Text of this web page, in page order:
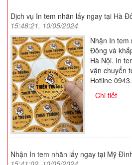
Dịch vụ In tem nhãn lấy ngay tại Hà
15:48:21, 10/05/2024
Nhận In tem
Đông và
Hà Nội. In
vận chuyển
Hotline
Chi tiết
Nhận In tem nhãn lấy ngay tại Mỹ